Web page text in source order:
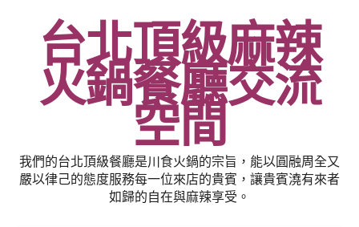
台北頂級麻辣
火鍋餐廳交流
空間
我們的台北頂級餐廳是川食火鍋的宗旨，能以圓融周全又
嚴以律己的態度服務每一位來店的貴賓，讓貴賓澆有來者
如歸的自在與麻辣享受。